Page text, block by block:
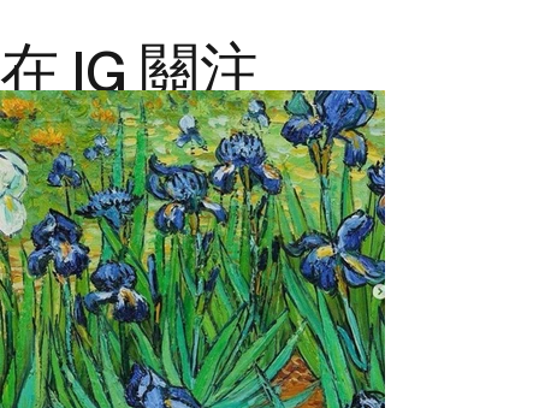
在 IG 關注
@ajiajmacau